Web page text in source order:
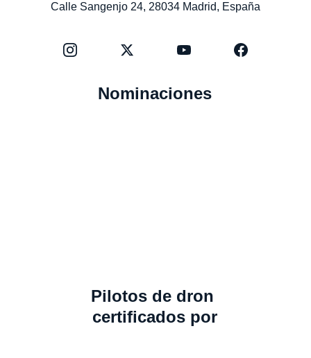
Calle Sangenjo 24, 28034 Madrid, España
Pilotos de dron
certificados por
Nominaciones